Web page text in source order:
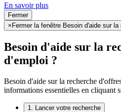
En savoir plus
Fermer
×Fermer la fenêtre Besoin d'aide sur
Besoin d'aide sur la
d'emploi ?
Besoin d'aide sur la recherche
informations essentielles en cliquant
1. Lancer votre recherche